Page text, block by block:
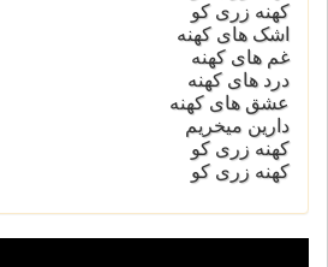
کهنه زری کو
اشک های کهنه
غم های کهنه
درد های کهنه
عشق های کهنه
دارین میخریم
کهنه زری کو
کهنه زری کو